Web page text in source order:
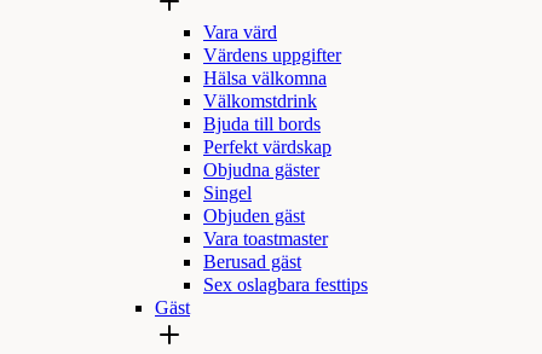
Vara värd
Värdens uppgifter
Hälsa välkomna
Välkomstdrink
Bjuda till bords
Perfekt värdskap
Objudna gäster
Singel
Objuden gäst
Vara toastmaster
Berusad gäst
Sex oslagbara festtips
Gäst